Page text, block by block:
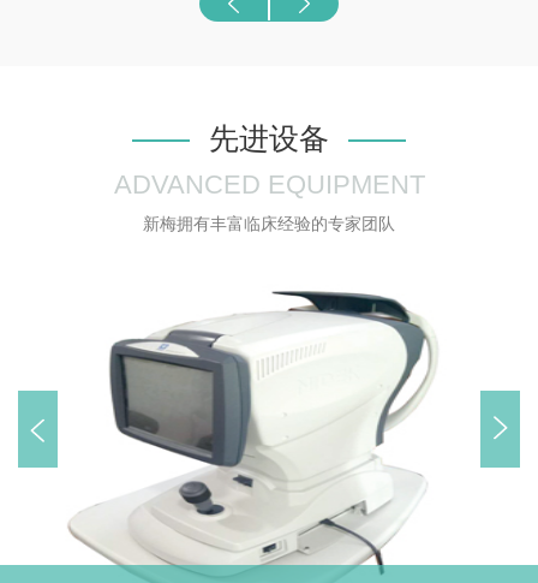
中国非公立医疗机构协会眼科专业委
家组专家
黑龙江省医促会眼视光学与眼健康管
理分会主任委员
黑龙江省视光技术协会副秘书长
黑龙江省近视防控办公室培训部部长
哈尔滨市博士眼视光技术研究中心名
哈尔滨市博士眼视光技术研究中心学
《中国视光师杂志》副主编
先进设备
ADVANCED EQUIPMENT
新梅拥有丰富临床经验的专家团队